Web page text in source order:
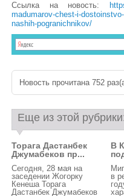
Ссылка на новость:
madumarov-chest-i-
nashih-pogranichnikov/
Новость прочитана 752
Еще из этой
Торага Дастанбек
Джумабеков пр...
Сегодня, 28 мая на
заседении Жогорку
Кенеша Торага
Дастанбек Джумабеков
В
в